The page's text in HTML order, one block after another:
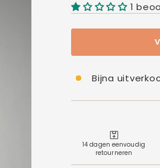
1
Bijna
14 dagen eenvoudig
retourneren